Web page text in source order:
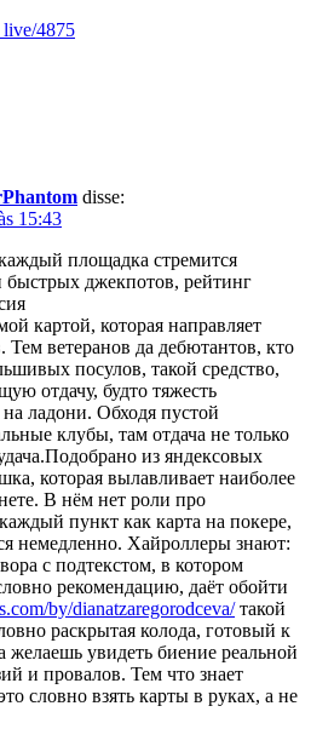
4875
disse:
15:43
площадка стремится
быстрых джекпотов, рейтинг
картой, которая направляет
Тем ветеранов да дебютантов, кто
посулов, такой средство,
отдачу, будто тяжесть
ладони. Обходя пустой
клубы, там отдача не только
из яндексовых
которая вылавливает наиболее
В нём нет роли про
пункт как карта на покере,
немедленно. Хайроллеры знают:
с подтекстом, в котором
рекомендацию, даёт обойти
by/dianatzaregorodceva/такой
раскрытая колода, готовый к
желаешь увидеть биение реальной
и провалов. Тем что знает
словно взять карты в руках, а не